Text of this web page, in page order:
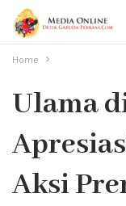
Home
Ulama
Aksi